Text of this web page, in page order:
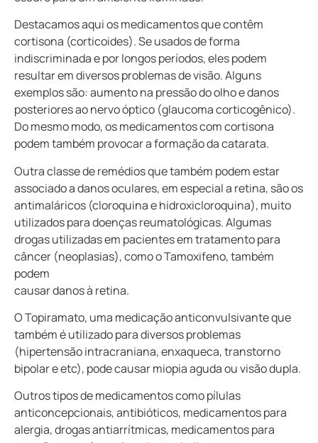
Destacamos aqui os medicamentos que contêm
cortisona (corticoides). Se usados de forma
indiscriminada e por longos períodos, eles podem
resultar em diversos problemas de visão. Alguns
exemplos são: aumento na pressão do olho e danos
posteriores ao nervo óptico (glaucoma corticogênico).
Do mesmo modo, os medicamentos com cortisona
podem também provocar a formação da catarata.
Outra classe de remédios que também podem estar
associado a danos oculares, em especial a retina, são os
antimaláricos (cloroquina e hidroxicloroquina), muito
utilizados para doenças reumatológicas. Algumas
drogas utilizadas em pacientes em tratamento para
câncer (neoplasias), como o Tamoxifeno, também
podem
causar danos à retina.
O Topiramato, uma medicação anticonvulsivante que
também é utilizado para diversos problemas
(hipertensão intracraniana, enxaqueca, transtorno
bipolar e etc), pode causar miopia aguda ou visão dupla.
Outros tipos de medicamentos como pílulas
anticoncepcionais, antibióticos, medicamentos para
alergia, drogas antiarrítmicas, medicamentos para